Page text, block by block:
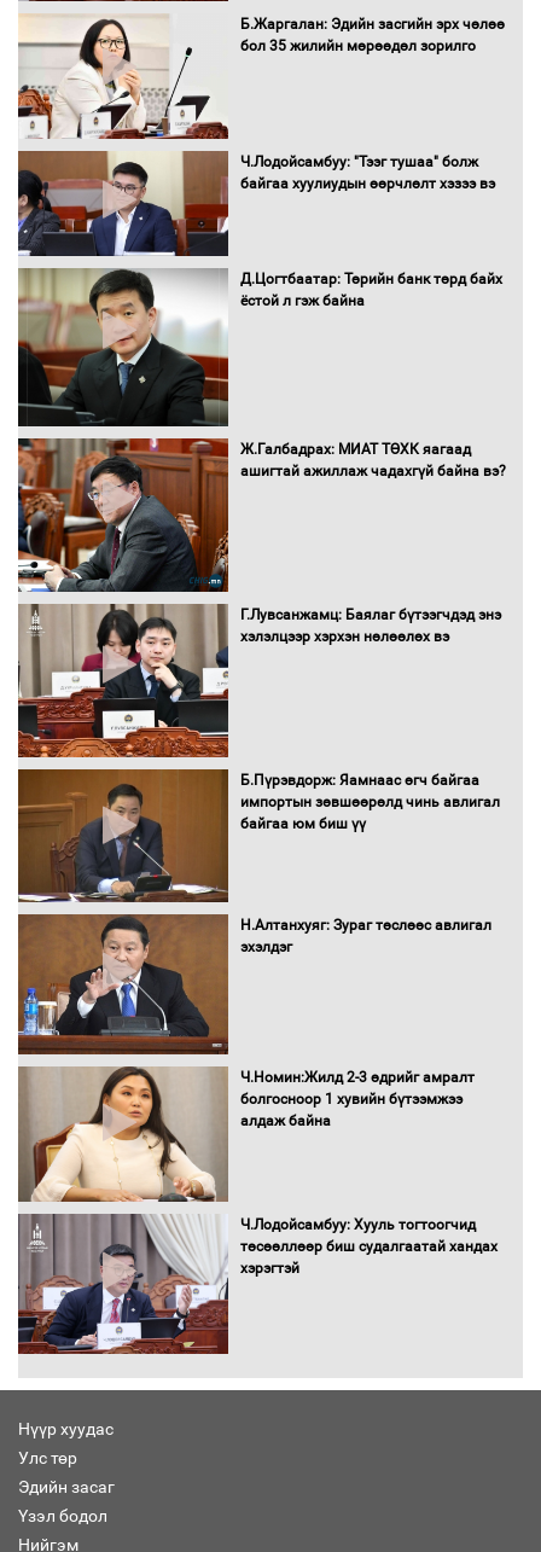
эрэгтэйчүүдийн волейболын тэмцээнд
оролцож байгаа баг тамирчдад
Автобензин, дизель түлшний онцгой
Нөөцийн махны худалдаа,
Монгол Улс “COP17”-д “Тал хээрийн
төлөвлөгөө”-гөө танилцуулна
худалдан авах журмыг баталлаа
шилжиж, найр наадам, зөвлөгөөн,
гадаад томилолтыг хориглолоо
Б.Жаргалан: Эдийн засгийн эрх чөлөө
бол 35 жилийн мөрөөдөл зорилго
Ч.Лодойсамбуу: "Тээг тушаа" болж
байгаа хуулиудын өөрчлөлт хэзээ вэ
Д.Цогтбаатар: Төрийн банк төрд байх
ёстой л гэж байна
Ж.Галбадрах: МИАТ ТӨХК яагаад
ашигтай ажиллаж чадахгүй байна вэ?
Г.Лувсанжамц: Баялаг бүтээгчдэд энэ
хэлэлцээр хэрхэн нөлөөлөх вэ
Б.Пүрэвдорж: Яамнаас өгч байгаа
импортын зөвшөөрөлд чинь авлигал
байгаа юм биш үү
Н.Алтанхуяг: Зураг төслөөс авлигал
эхэлдэг
Ч.Номин:Жилд 2-3 өдрийг амралт
болгосноор 1 хувийн бүтээмжээ
алдаж байна
Ч.Лодойсамбуу: Хууль тогтоогчид
төсөөллөөр биш судалгаатай хандах
хэрэгтэй
Нүүр хуудас
Улс төр
Эдийн засаг
Үзэл бодол
Нийгэм